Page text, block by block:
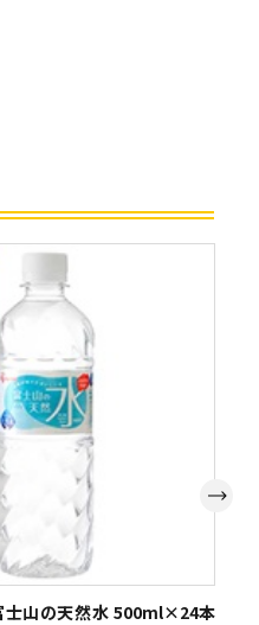
士山の天然水 500ml×24本